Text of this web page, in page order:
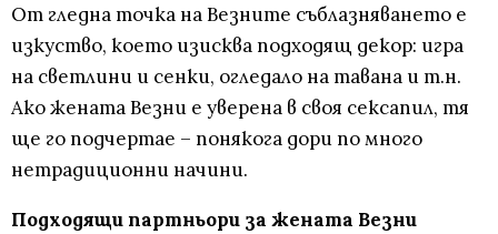
От гледна точка на Везните съблазняването е
изкуство, което изисква подходящ декор: игра
на светлини и сенки, огледало на тавана и т.н.
Ако жената Везни е уверена в своя сексапил, тя
ще го подчертае – понякога дори по много
нетрадиционни начини.
Подходящи партньори за жената Везни